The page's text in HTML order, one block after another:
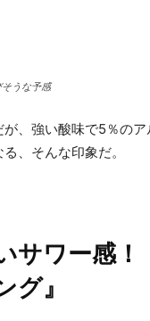
うな予感
、強い酸味で5％の
、そんな印象だ。
サワー感
グ』